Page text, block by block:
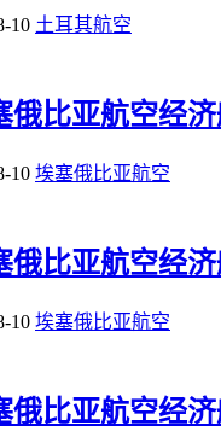
10 土耳其航空
比亚航空经济
10 埃塞俄比亚航空
比亚航空经济
10 埃塞俄比亚航空
比亚航空经济